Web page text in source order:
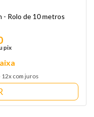
- Rolo de 10 metros
12x com juros
pix